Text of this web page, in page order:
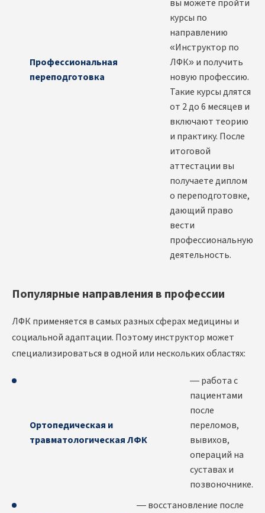
Профессиональная
переподготовка
вы можете пройти
курсы по
направлению
«Инструктор по
ЛФК» и получить
новую профессию.
Такие курсы длятся
от 2 до 6 месяцев и
включают теорию
и практику. После
итоговой
аттестации вы
получаете диплом
о переподготовке,
дающий право
вести
профессиональную
деятельность.
Популярные направления в профессии
ЛФК применяется в самых разных сферах медицины и
социальной адаптации. Поэтому инструктор может
специализироваться в одной или нескольких областях:
Ортопедическая и
травматологическая ЛФК
— работа с
пациентами
после
переломов,
вывихов,
операций на
суставах и
позвоночнике.
— восстановление после